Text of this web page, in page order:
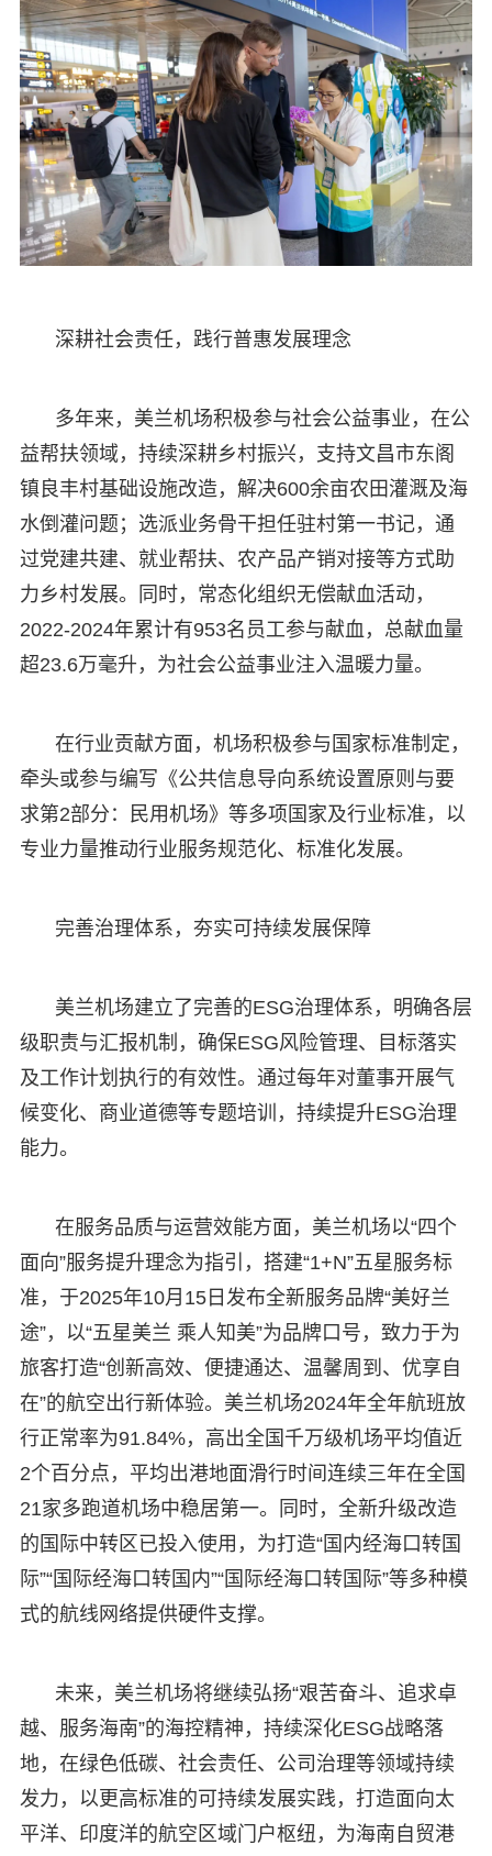
深耕社会责任，践行普惠发展理念
多年来，美兰机场积极参与社会公益事业，在公
益帮扶领域，持续深耕乡村振兴，支持文昌市东阁
镇良丰村基础设施改造，解决600余亩农田灌溉及海
水倒灌问题；选派业务骨干担任驻村第一书记，通
过党建共建、就业帮扶、农产品产销对接等方式助
力乡村发展。同时，常态化组织无偿献血活动，
2022-2024年累计有953名员工参与献血，总献血量
超23.6万毫升，为社会公益事业注入温暖力量。
在行业贡献方面，机场积极参与国家标准制定，
牵头或参与编写《公共信息导向系统设置原则与要
求第2部分：民用机场》等多项国家及行业标准，以
专业力量推动行业服务规范化、标准化发展。
完善治理体系，夯实可持续发展保障
美兰机场建立了完善的ESG治理体系，明确各层
级职责与汇报机制，确保ESG风险管理、目标落实
及工作计划执行的有效性。通过每年对董事开展气
候变化、商业道德等专题培训，持续提升ESG治理
能力。
在服务品质与运营效能方面，美兰机场以“四个
面向”服务提升理念为指引，搭建“1+N”五星服务标
准，于2025年10月15日发布全新服务品牌“美好兰
途”，以“五星美兰 乘人知美”为品牌口号，致力于为
旅客打造“创新高效、便捷通达、温馨周到、优享自
在”的航空出行新体验。美兰机场2024年全年航班放
行正常率为91.84%，高出全国千万级机场平均值近
2个百分点，平均出港地面滑行时间连续三年在全国
21家多跑道机场中稳居第一。同时，全新升级改造
的国际中转区已投入使用，为打造“国内经海口转国
际”“国际经海口转国内”“国际经海口转国际”等多种模
式的航线网络提供硬件支撑。
未来，美兰机场将继续弘扬“艰苦奋斗、追求卓
越、服务海南”的海控精神，持续深化ESG战略落
地，在绿色低碳、社会责任、公司治理等领域持续
发力，以更高标准的可持续发展实践，打造面向太
平洋、印度洋的航空区域门户枢纽，为海南自贸港